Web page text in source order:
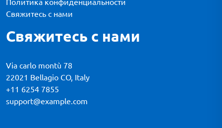
Свяжитесь с нами
Свяжитесь с нами
Via carlo montù 78
22021 Bellagio CO, Italy
+11 6254 7855
support@example.com